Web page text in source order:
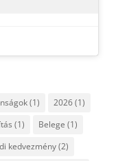
(1) 2026(1)
(1) Belege (1)
kedvezmény(2)